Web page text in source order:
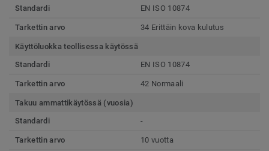
Standardi
EN ISO 10874
Tarkettin arvo 34 Erittäin kova kulutus
Käyttöluokka teollisessa käytössä
Standardi
EN ISO 10874
Tarkettin arvo 42 Normaali
Takuu ammattikäytössä (vuosia)
Standardi
-
Tarkettin arvo 10 vuotta